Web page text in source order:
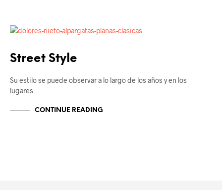
Street Style
Su estilo se puede observar a lo largo de los años y en los
lugares…
CONTINUE READING